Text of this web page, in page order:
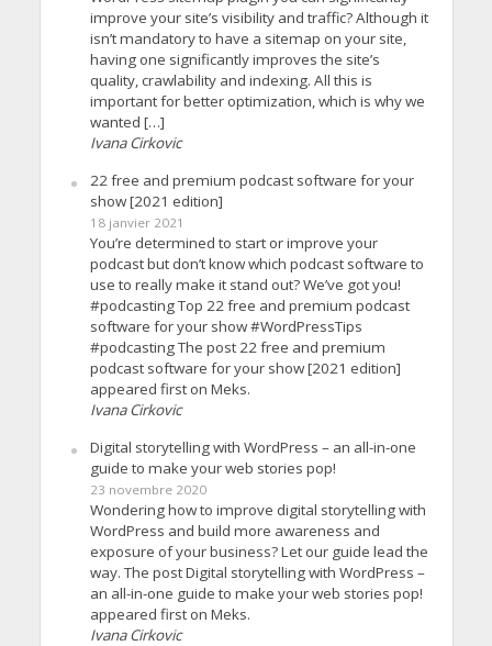
improve your site’s visibility and traffic? Although it
isn’t mandatory to have a sitemap on your site,
having one significantly improves the site’s
quality, crawlability and indexing. All this is
important for better optimization, which is why we
wanted […]
Ivana Cirkovic
22 free and premium podcast software for your
show [2021 edition]
18 janvier 2021
You’re determined to start or improve your
podcast but don’t know which podcast software to
use to really make it stand out? We’ve got you!
#podcasting Top 22 free and premium podcast
software for your show #WordPressTips
#podcasting The post 22 free and premium
podcast software for your show [2021 edition]
appeared first on Meks.
Ivana Cirkovic
Digital storytelling with WordPress – an all-in-one
guide to make your web stories pop!
23 novembre 2020
Wondering how to improve digital storytelling with
WordPress and build more awareness and
exposure of your business? Let our guide lead the
way. The post Digital storytelling with WordPress –
an all-in-one guide to make your web stories pop!
appeared first on Meks.
Ivana Cirkovic